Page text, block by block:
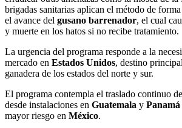
brigadas sanitarias aplican el método de
el avance del gusano barrenador, el cual
y muerte en los hatos si no recibe tratamiento.
La urgencia del programa responde a la
mercado en Estados Unidos, destino
ganadera de los estados del norte y sur.
El programa contempla el traslado continuo
desde instalaciones en Guatemala y Panamá
mayor riesgo en México.